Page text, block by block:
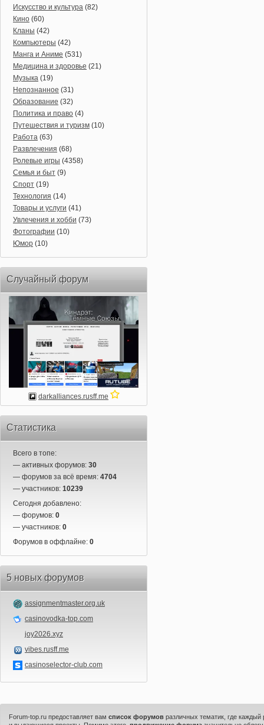
Искусство и культура (82)
Кино (60)
Кланы (42)
Компьютеры (42)
Манга и Аниме (531)
Медицина и здоровье (21)
Музыка (19)
Непознанное (31)
Образование (32)
Политика и право (4)
Путешествия и туризм (10)
Работа (63)
Развлечения (68)
Ролевые игры (4358)
Семья и быт (9)
Спорт (19)
Технология (14)
Товары и услуги (41)
Увлечения и хобби (73)
Фотографии (10)
Юмор (10)
Случайный форум
darkalliances.rusff.me
Статистика
Всего в топе:
— активных форумов: 30
— форумов за всё время: 4704
— участников: 10239
Сегодня добавлено:
— форумов: 0
— участников: 0
Форумов в оффлайне: 0
5 новых форумов
assignmentmaster.org.uk
casinovodka-top.com
joy2026.xyz
vibes.rusff.me
casinoselector-club.com
Forum-top.ru предоставляет вамсписок форумов различных тематик, где